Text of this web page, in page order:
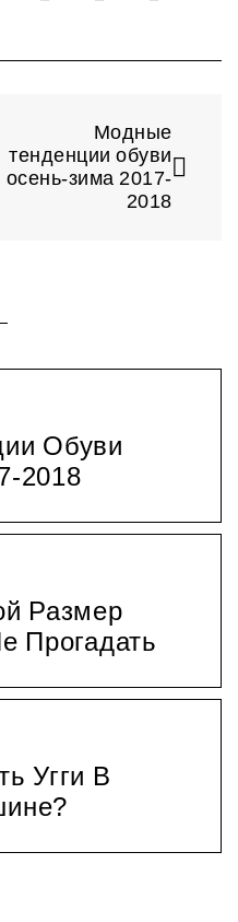
Модные
тенденции обуви
осень-зима 2017-
2018
Обуви
2018
Размер
Прогадать
Угги В